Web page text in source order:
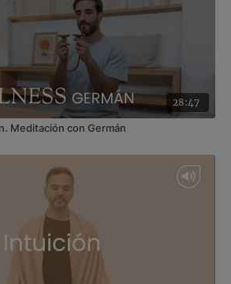
28:47
Meditación con Germán